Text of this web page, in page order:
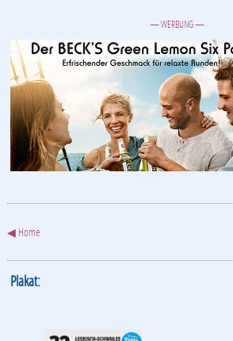
— WERBUNG —
◀ Home
Plakat: